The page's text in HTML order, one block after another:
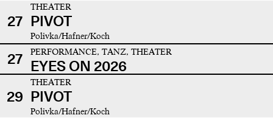
27
THEATER
PIVOT
Polivka/Hafner/Koch
27 PERFORMANCE, TANZ, THEATER
EYES ON 2026
29
THEATER
PIVOT
Polivka/Hafner/Koch